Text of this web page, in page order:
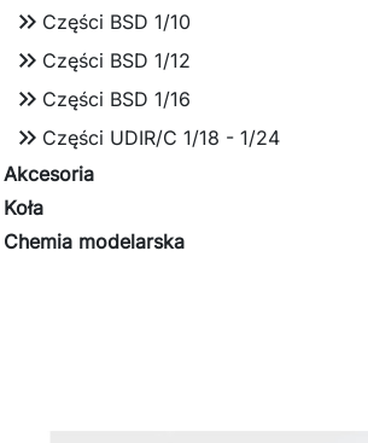
keyboard_double_arrow_right Części BSD 1/10
keyboard_double_arrow_right Części BSD 1/12
keyboard_double_arrow_right Części BSD 1/16
keyboard_double_arrow_right Części UDIR/C 1/18 - 1/24
Akcesoria
Koła
Chemia modelarska